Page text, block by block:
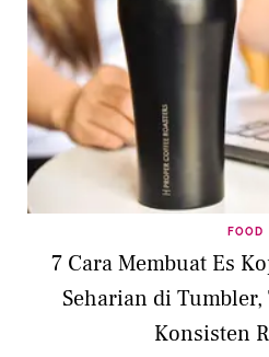
FOOD
7 Cara Membuat Es
Seharian di Tumbler,
Konsisten